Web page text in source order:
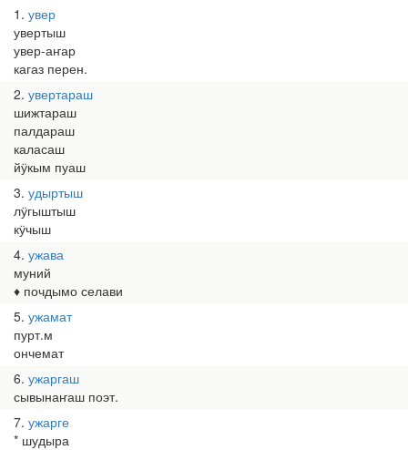
1 увер
увертыш
увер-аҥар
кагаз перен.
2 увертараш
шижтараш
палдараш
каласаш
йӱкым пуаш
3 удыртыш
лӱгыштыш
кӱчыш
4 ужава
муний
♦ почдымо селави
5 ужамат
пурт.м
ончемат
6 ужаргаш
сывынаҥаш поэт.
7 ужарге
* шудыра